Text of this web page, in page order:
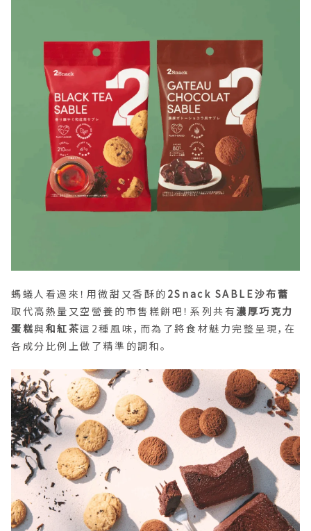
螞蟻人看過來！用微甜又香酥的 2Snack SABLE沙布蕾
取代高熱量又空營養的市售糕餅吧！系列共有濃厚巧克力
蛋糕與和紅茶這2種風味，而為了將食材魅力完整呈現，在
各成分比例上做了精準的調和。